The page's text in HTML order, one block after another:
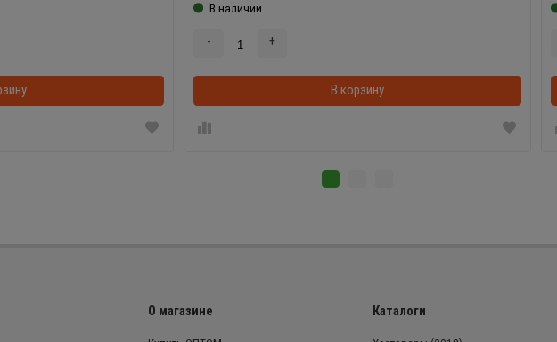
В корзинке
В наличии
- +
В корзину
О магазине Каталоги